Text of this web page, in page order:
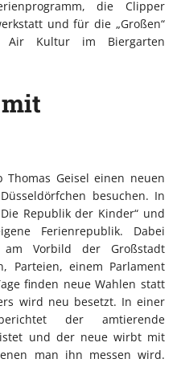
die Clipper
und für die „Großen“
Air Kultur im Biergarten
Geisel einen neuen
besuchen. In
Republik der Kinder“ und
Ferienrepublik. Dabei
Vorbild der Großstadt
Parteien, einem Parlament
finden neue Wahlen statt
wird neu besetzt. In einer
der amtierende
und der neue wirbt mit
man ihn messen wird.